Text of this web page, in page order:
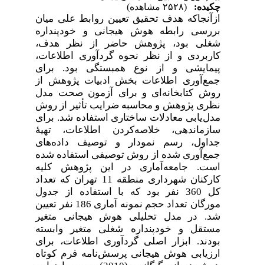
چکیده:
ازآنجاکه هدف تحقیق تعیین روابط علی میان
بررسی رابطه هوش هیجانی و خودپنداره
شغلی بود، پژوهش حاضر از نظر هدف،
کاربردی و از نظر نحوه گردآوری اطلاعات،
پیمایشی و از نوع همبستگی بود. برای
جمع‌آوری اطلاعات بخش ادبیات پژوهش از
روش کتابخانه‌ای و برای آزمون صحت مدل
نظری پژوهش و محاسبه ضرایب تأثیر از روش
مدل‌یابی معادلات ساختاری استفاده شد. برای
سازماندهی، خلاصه‌کردن اطلاعات، تهیۀ
جداول، رسم نمودار و توصیف داده‌های
جمع‌آوری شده از روش توصیفی استفاده شده
است. جامعه‌آماری در این پژوهش
کلیه
کارکنان شهرداری منطقه 11 تهران که تعداد
کل 360 نفر بود
که با استفاده از جدول
مورگان تعداد حجم نمونه آماری 186 نفر تعیین
شد. در مدل تحلیلی هوش هیجانی متغیر
مستقل و خودپنداره شغلی متغیر وابسته
بودند. ابزار اصلی گردآوری اطلاعات،برای
ارزیابی هوش هیجانی پرسش‌نامه فرم کوتاه